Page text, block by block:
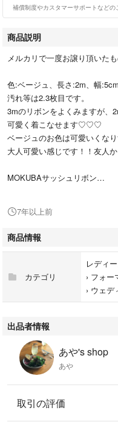
補償制度やカスタマーサポートなどの
商品説明
メルカリで一度お譲り頂いたも
色:ベージュ、長さ:2m、幅:5cm
汚れ等は2.3枚目です。
3mのリボンをよくみますが、
可愛く着こなせます♡♡♡
ベージュのお色は可愛いくな
大人可愛い感じです！！友人
MOKUBAサッシュリボン
7年以上前
商品情報
カテゴリ
レディ
› フォー
› ウェデ
出品者情報
あや's shop
あや
取引の評価